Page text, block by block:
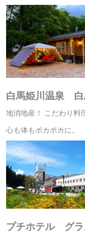
白馬姫川温泉 白
地消地産！ こだわり料
心も体もポカポカに。
プチホテル グラ